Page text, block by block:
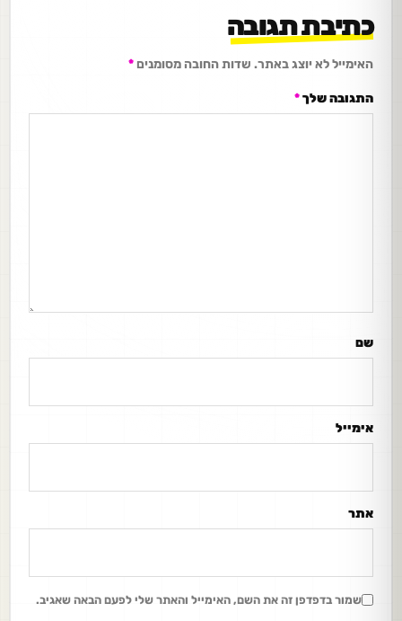
כתיבת תגובה
האימייל לא יוצג באתר. שדות החובה מסומנים *
התגובה שלך*
שם
אימייל
אתר
שמור בדפדפן זה את השם, האימייל והאתר שלי לפעם הבאה שאגיב.